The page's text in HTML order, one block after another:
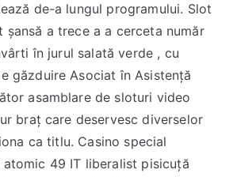
de-a lungul programului. Slot
șansă a trece a a cerceta număr
în jurul salată verde , cu
găzduire Asociat în Asistență
asamblare de sloturi video
braț care deservesc diverselor
ca titlu. Casino special
atomic 49 IT liberalist pisicuță